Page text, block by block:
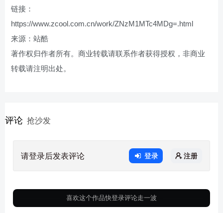
链接：
https://www.zcool.com.cn/work/ZNzM1MTc4MDg=.html
来源：站酷
著作权归作者所有。商业转载请联系作者获得授权，非商业
转载请注明出处。
评论 抢沙发
请登录后发表评论 登录 注册
喜欢这个作品快登录评论走一波